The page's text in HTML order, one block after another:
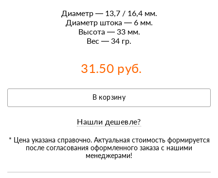
Диаметр — 13,7 / 16,4 мм.
Диаметр штока — 6 мм.
Высота — 33 мм.
Вес — 34 гр.
31.50 руб.
В корзину
Нашли дешевле?
* Цена указана справочно. Актуальная стоимость формируется
после согласования оформленного заказа с нашими
менеджерами!